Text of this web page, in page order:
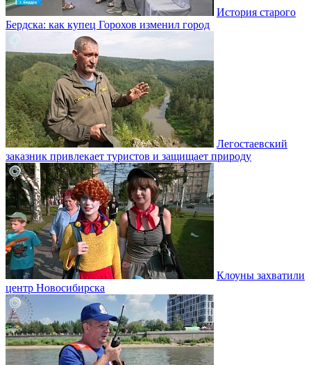
История старого
Бердска: как купец Горохов изменил город
Легостаевский
заказник привлекает туристов и защищает природу
Клоуны захватили
центр Новосибирска